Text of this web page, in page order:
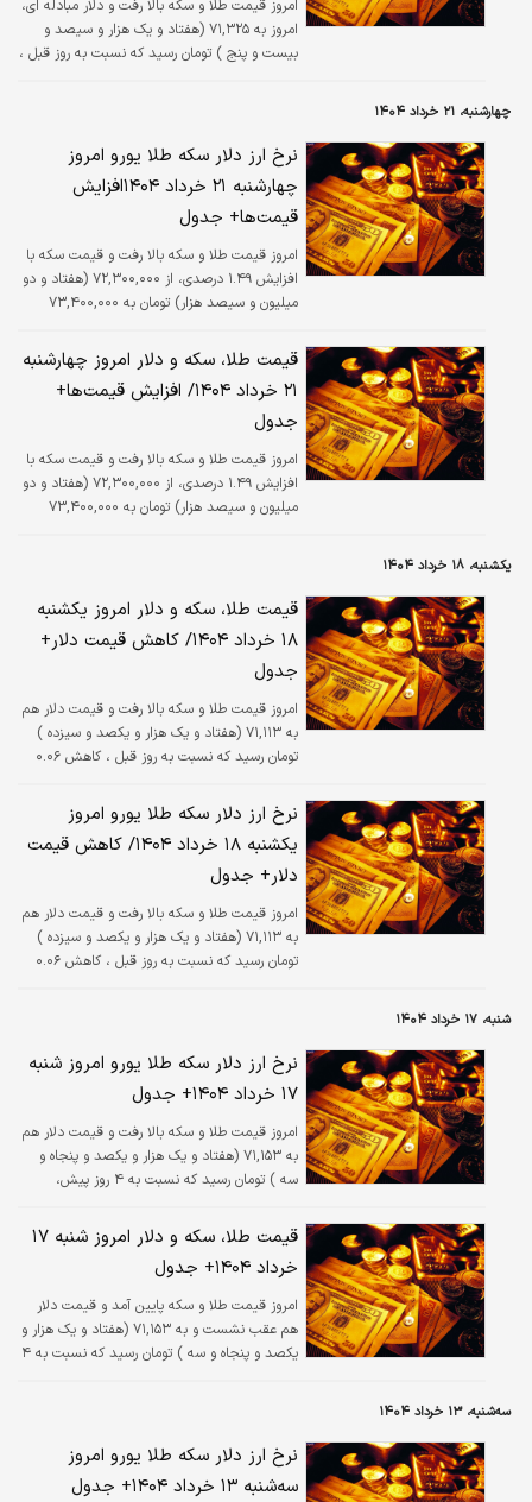
امروز قیمت طلا و سکه بالا رفت و دلار مبادله ای،
امروز به ۷۱,۳۲۵ (هفتاد و یک هزار و سیصد و
بیست و پنج ) تومان رسید که نسبت به روز قبل ،
چهارشنبه، ۲۱ خرداد ۱۴۰۴
نرخ ارز دلار سکه طلا یورو امروز
چهارشنبه ۲۱ خرداد ۱۴۰۴افزایش
قیمت‌ها+ جدول
امروز قیمت طلا و سکه بالا رفت و قیمت سکه با
افزایش ۱.۴۹ درصدی، از ۷۲,۳۰۰,۰۰۰ (هفتاد و دو
میلیون و سیصد هزار) تومان به ۷۳,۴۰۰,۰۰۰
قیمت طلا، سکه و دلار امروز چهارشنبه
۲۱ خرداد ۱۴۰۴/ افزایش قیمت‌ها+
جدول
امروز قیمت طلا و سکه بالا رفت و قیمت سکه با
افزایش ۱.۴۹ درصدی، از ۷۲,۳۰۰,۰۰۰ (هفتاد و دو
میلیون و سیصد هزار) تومان به ۷۳,۴۰۰,۰۰۰
یکشنبه، ۱۸ خرداد ۱۴۰۴
قیمت طلا، سکه و دلار امروز یکشنبه
۱۸ خرداد ۱۴۰۴/ کاهش قیمت دلار+
جدول
امروز قیمت طلا و سکه بالا رفت و قیمت دلار هم
به ۷۱,۱۱۳ (هفتاد و یک هزار و یکصد و سیزده )
تومان رسید که نسبت به روز قبل ، کاهش ۰.۰۶
نرخ ارز دلار سکه طلا یورو امروز
یکشنبه ۱۸ خرداد ۱۴۰۴/ کاهش قیمت
دلار+ جدول
امروز قیمت طلا و سکه بالا رفت و قیمت دلار هم
به ۷۱,۱۱۳ (هفتاد و یک هزار و یکصد و سیزده )
تومان رسید که نسبت به روز قبل ، کاهش ۰.۰۶
شنبه، ۱۷ خرداد ۱۴۰۴
نرخ ارز دلار سکه طلا یورو امروز شنبه
۱۷ خرداد ۱۴۰۴+ جدول
امروز قیمت طلا و سکه بالا رفت و قیمت دلار هم
به ۷۱,۱۵۳ (هفتاد و یک هزار و یکصد و پنجاه و
سه ) تومان رسید که نسبت به ۴ روز پیش،
قیمت طلا، سکه و دلار امروز شنبه ۱۷
خرداد ۱۴۰۴+ جدول
امروز قیمت طلا و سکه پایین آمد و قیمت دلار
هم عقب نشست و به ۷۱,۱۵۳ (هفتاد و یک هزار و
یکصد و پنجاه و سه ) تومان رسید که نسبت به ۴
سه‌شنبه، ۱۳ خرداد ۱۴۰۴
نرخ ارز دلار سکه طلا یورو امروز
سه‌شنبه ۱۳ خرداد ۱۴۰۴+ جدول